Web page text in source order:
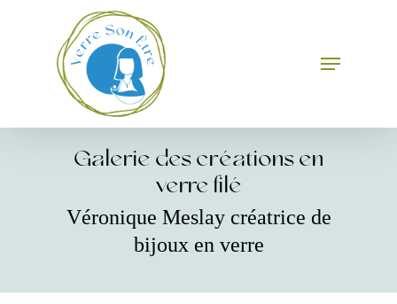
Menu
Galerie des créations en
verre filé
Véronique Meslay créatrice de
bijoux en verre